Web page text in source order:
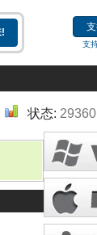
支
状态: